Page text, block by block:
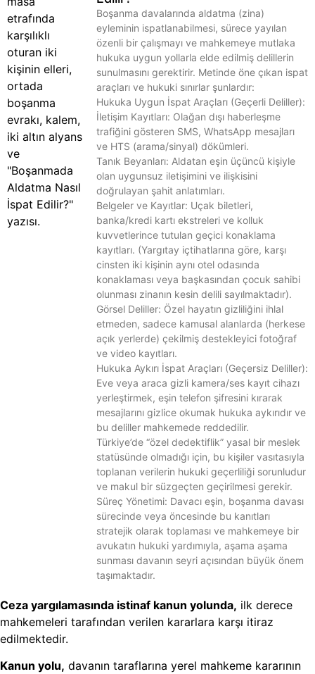
Ceza yargılamasında istinaf kanun yolunda, ilk derece
mahkemeleri tarafından verilen kararlara karşı itiraz
edilmektedir.
Kanun yolu, davanın taraflarına yerel mahkeme kararının
Boşanma davalarında aldatma (zina)
eyleminin ispatlanabilmesi, sürece yayılan
özenli bir çalışmayı ve mahkemeye mutlaka
hukuka uygun yollarla elde edilmiş delillerin
sunulmasını gerektirir. Metinde öne çıkan ispat
araçları ve hukuki sınırlar şunlardır:
Hukuka Uygun İspat Araçları (Geçerli Deliller):
İletişim Kayıtları: Olağan dışı haberleşme
trafiğini gösteren SMS, WhatsApp mesajları
ve HTS (arama/sinyal) dökümleri.
Tanık Beyanları: Aldatan eşin üçüncü kişiyle
olan uygunsuz iletişimini ve ilişkisini
doğrulayan şahit anlatımları.
Belgeler ve Kayıtlar: Uçak biletleri,
banka/kredi kartı ekstreleri ve kolluk
kuvvetlerince tutulan geçici konaklama
kayıtları. (Yargıtay içtihatlarına göre, karşı
cinsten iki kişinin aynı otel odasında
konaklaması veya başkasından çocuk sahibi
olunması zinanın kesin delili sayılmaktadır).
Görsel Deliller: Özel hayatın gizliliğini ihlal
etmeden, sadece kamusal alanlarda (herkese
açık yerlerde) çekilmiş destekleyici fotoğraf
ve video kayıtları.
Hukuka Aykırı İspat Araçları (Geçersiz Deliller):
Eve veya araca gizli kamera/ses kayıt cihazı
yerleştirmek, eşin telefon şifresini kırarak
mesajlarını gizlice okumak hukuka aykırıdır ve
bu deliller mahkemede reddedilir.
Türkiye’de “özel dedektiflik” yasal bir meslek
statüsünde olmadığı için, bu kişiler vasıtasıyla
toplanan verilerin hukuki geçerliliği sorunludur
ve makul bir süzgeçten geçirilmesi gerekir.
Süreç Yönetimi: Davacı eşin, boşanma davası
sürecinde veya öncesinde bu kanıtları
stratejik olarak toplaması ve mahkemeye bir
avukatın hukuki yardımıyla, aşama aşama
sunması davanın seyri açısından büyük önem
taşımaktadır.